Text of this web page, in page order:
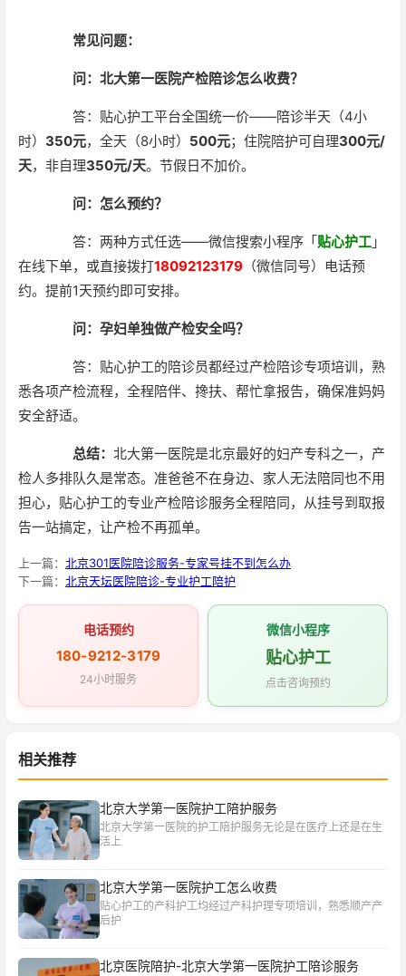
常见问题：
问：北大第一医院产检陪诊怎么收费？
答：贴心护工平台全国统一价——陪诊半天（4小
时） 350元，全天（8小时） 500元；住院陪护可自理300元/
天，非自理350元/天。节假日不加价。
问：怎么预约？
答：两种方式任选——微信搜索小程序「贴心护工 」
在线下单，或直接拨打18092123179 （微信同号）电话预
约。提前1天预约即可安排。
问：孕妇单独做产检安全吗？
答：贴心护工的陪诊员都经过产检陪诊专项培训，熟
悉各项产检流程，全程陪伴、搀扶、帮忙拿报告，确保准妈妈
安全舒适。
总结： 北大第一医院是北京最好的妇产专科之一，产
检人多排队久是常态。准爸爸不在身边、家人无法陪同也不用
担心，贴心护工的专业产检陪诊服务全程陪同，从挂号到取报
告一站搞定，让产检不再孤单。
上一篇： 北京301医院陪诊服务-专家号挂不到怎么办
下一篇： 北京天坛医院陪诊-专业护工陪护
电话预约
180-9212-3179
24小时服务
微信小程序
贴心护工
点击咨询预约
相关推荐
北京大学第一医院护工陪护服务
北京大学第一医院的护工陪护服务无论是在医疗上还是在生
活上
北京大学第一医院护工怎么收费
贴心护工的产科护工均经过产科护理专项培训，熟悉顺产产
后护
北京医院陪护-北京大学第一医院护工陪诊服务